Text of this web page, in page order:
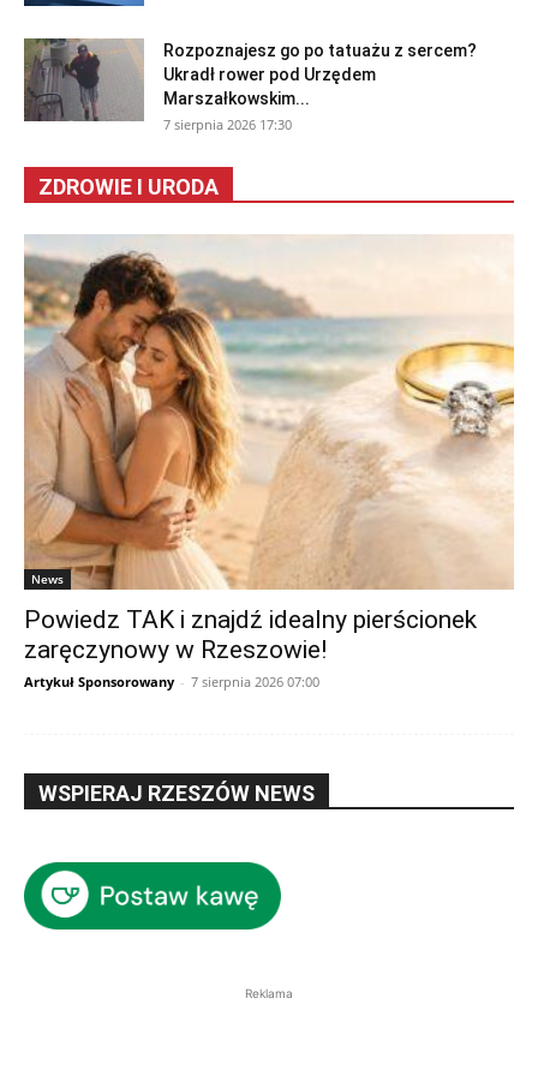
Rozpoznajesz go po tatuażu z sercem?
Ukradł rower pod Urzędem
Marszałkowskim...
7 sierpnia 2026 17:30
ZDROWIE I URODA
News
Powiedz TAK i znajdź idealny pierścionek
zaręczynowy w Rzeszowie!
Artykuł Sponsorowany - 7 sierpnia 2026 07:00
WSPIERAJ RZESZÓW NEWS
Reklama